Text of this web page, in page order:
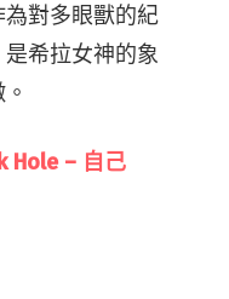
對多眼獸的紀
希拉女神的象
Hole – 自己